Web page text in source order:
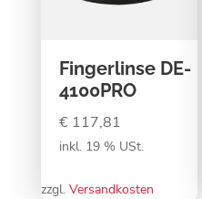
Fingerlinse DE-
4100PRO
€117,81
inkl. 19 % USt.
zzgl. Versandkosten